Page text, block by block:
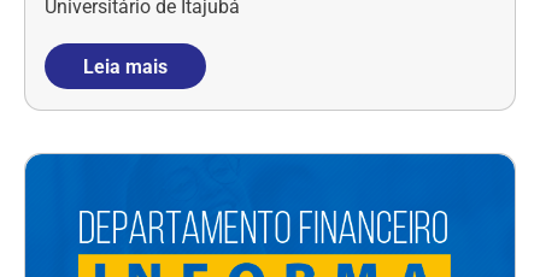
Universitário de Itajubá
Leia mais